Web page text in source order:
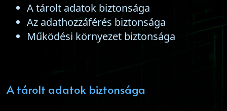
A tárolt adatok biztonsága
Az adathozzáférés biztonsága
Működési környezet biztonsága
A tárolt adatok biztonsága